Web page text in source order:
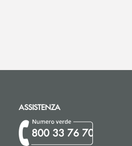
ASSISTENZA
800 33 76 70